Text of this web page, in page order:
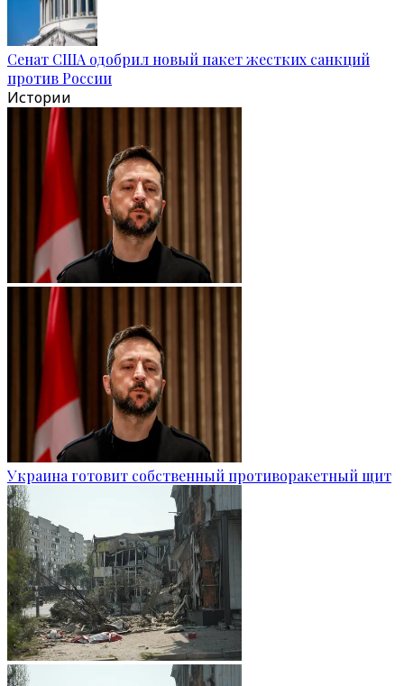
Сенат США одобрил новый пакет жестких санкций
против России
Истории
Украина готовит собственный противоракетный щит